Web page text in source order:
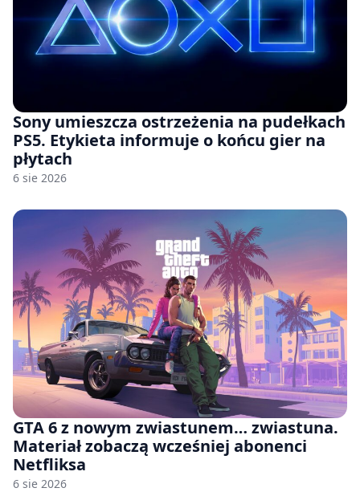
Sony umieszcza ostrzeżenia na pudełkach
PS5. Etykieta informuje o końcu gier na
płytach
6 sie 2026
GTA 6 z nowym zwiastunem… zwiastuna.
Materiał zobaczą wcześniej abonenci
Netfliksa
6 sie 2026